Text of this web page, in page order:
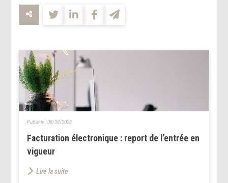
Facturation électronique : report de l’entrée en
vigueur
Publié le :08/08/2023
Lire la suite